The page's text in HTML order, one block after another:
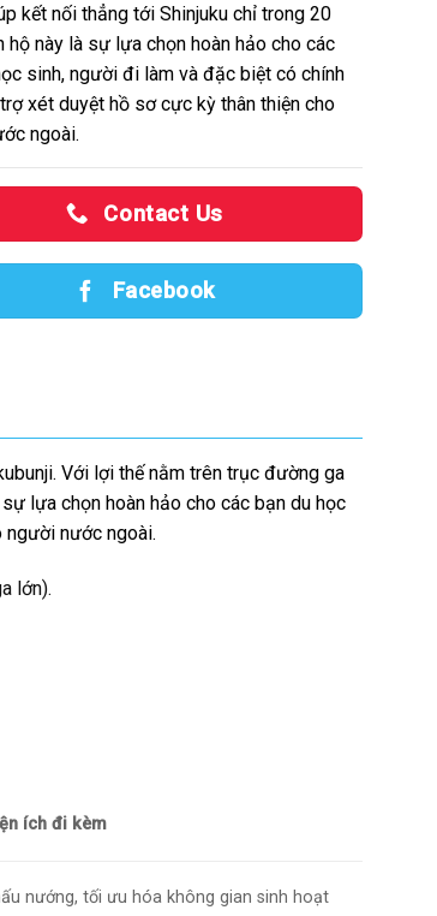
kết nối thẳng tới Shinjuku chỉ trong 20
hộ này là sự lựa chọn hoàn hảo cho các
sinh, người đi làm và đặc biệt có chính
xét duyệt hồ sơ cực kỳ thân thiện cho
ngoài.
Contact Us
Facebook
Với lợi thế nằm trên trục đường ga
lựa chọn hoàn hảo cho các bạn du học
người nước ngoài.
lớn).
ích đi kèm
nướng, tối ưu hóa không gian sinh hoạt